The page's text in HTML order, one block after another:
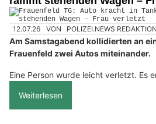
12.07.26 VON POLIZEI.NEWS REDAKTION
Am Samstagabend kollidierten an
Frauenfeld zwei Autos miteinander.
Eine Person wurde leicht verletzt. Es
Weiterlesen